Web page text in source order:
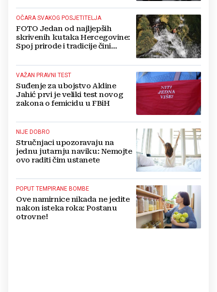
OČARA SVAKOG POSJETITELJA
FOTO Jedan od najljepših
skrivenih kutaka Hercegovine:
Spoj prirode i tradicije čini
destinacijom
VAŽAN PRAVNI TEST
Suđenje za ubojstvo Aldine
Jahić prvi je veliki test novog
zakona o femicidu u FBiH
NIJE DOBRO
Stručnjaci upozoravaju na
jednu jutarnju naviku: Nemojte
ovo raditi čim ustanete
POPUT TEMPIRANE BOMBE
Ove namirnice nikada ne jedite
nakon isteka roka: Postanu
otrovne!